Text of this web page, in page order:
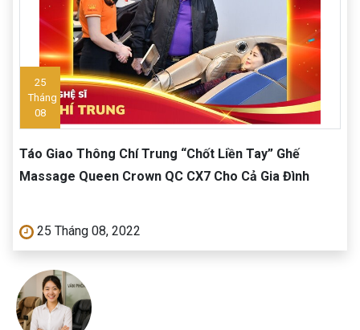
25
Tháng
08
Táo Giao Thông Chí Trung “Chốt Liền Tay” Ghế
Massage Queen Crown QC CX7 Cho Cả Gia Đình
25 Tháng 08, 2022